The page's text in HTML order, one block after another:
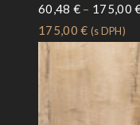
60,48 € – 175,00
175,00 € (s DPH)